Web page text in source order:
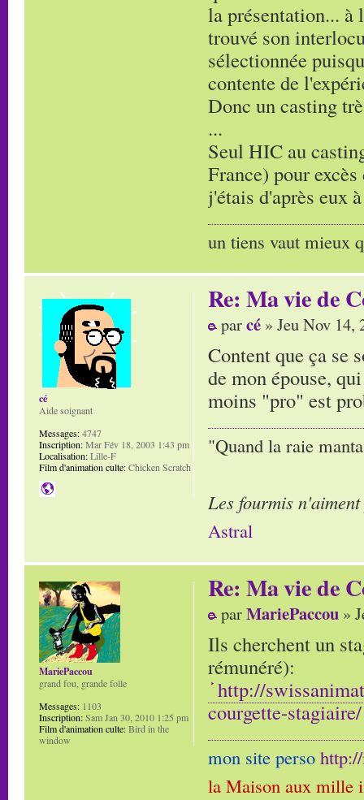
la présentation...
trouvé son
sélectionnée
contente de
Donc un casting
...
Seul HIC au
France) pour
j'étais d'après eux
un tiens vaut mieux
Re: Ma vie de
parcé » Jeu Nov 14,
Content que ça se
de mon épouse,
moins "pro" est
"Quand la raie
Les fourmis
Astral
cé
Aide soignant
Messages:4747
Inscription:Mar Fév 18, 2003 1:43 pm
Localisation:Lille-F
Film d'animation culte:Chicken Scratch
Re: Ma vie de
parMariePaccou »
Ils cherchent un
rémunéré):
http://
courgette-stagiaire/
mon site perso
la Maison aux mille
MariePaccou
grand fou, grande folle
Messages: 1103
Inscription:Sam Jan 30, 2010 1:25 pm
Film d'animation culte:Bird in the
window